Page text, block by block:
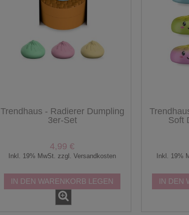
Trendhaus - Radierer Dumpling
3er-Set
4,99 €
Inkl. 19% MwSt. zzgl. Versandkosten
IN DEN WARENKORB LEGEN
Soft
Inkl. 19%
IN DEN